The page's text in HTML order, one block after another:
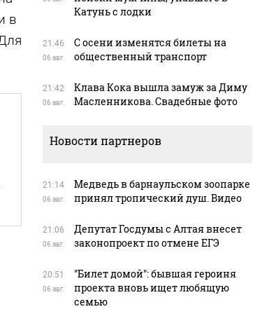
в
Катунь с лодки
21:46
06 авг.
С осени изменятся билеты на
общественный транспорт
21:42
06 авг.
Клава Кока вышла замуж за Диму
Масленникова. Свадебные фото
Новости партнеров
21:14
06 авг.
Медведь в барнаульском зоопарке
принял тропический душ. Видео
21:06
06 авг.
Депутат Госдумы с Алтая внесет
законопроект по отмене ЕГЭ
20:51
06 авг.
"Билет домой": бывшая героиня
проекта вновь ищет любящую
семью